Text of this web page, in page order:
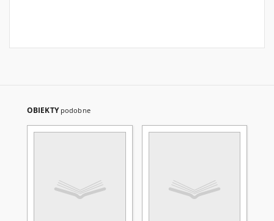
OBIEKTY podobne